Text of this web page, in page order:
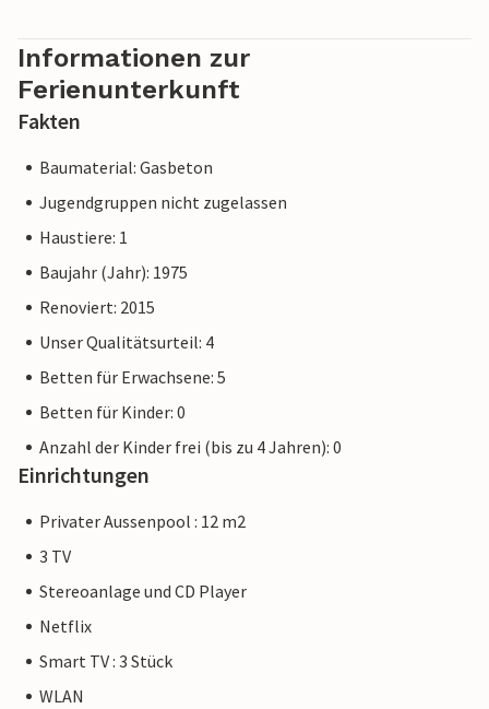
Informationen zur
Ferienunterkunft
Fakten
Baumaterial: Gasbeton
Jugendgruppen nicht zugelassen
Haustiere: 1
Baujahr (Jahr): 1975
Renoviert: 2015
Unser Qualitätsurteil: 4
Betten für Erwachsene: 5
Betten für Kinder: 0
Anzahl der Kinder frei (bis zu 4 Jahren): 0
Einrichtungen
Privater Aussenpool : 12 m2
3 TV
Stereoanlage und CD Player
Netflix
Smart TV : 3 Stück
WLAN